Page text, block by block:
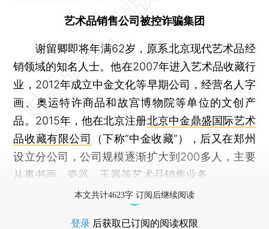
艺术品销售公司被控诈骗集团
谢留卿即将年满62岁，原系北京现代艺术品经
销领域的知名人士。他在2007年进入艺术品收藏行
业，2012年成立中金文化等早期公司，经营名人字
画、奥运特许商品和故宫博物院等单位的文创产
品。2015年，他在北京注册北京中金鼎盛国际艺术
品收藏有限公司
（下称“中金收藏”），后又在郑州
设立分公司，公司规模逐渐扩大到200多人，主要
从事书画、瓷器、玉器等艺术品销售业务。
本文共计4623字 订阅后继续阅读
登录 后获取已订阅的阅读权限